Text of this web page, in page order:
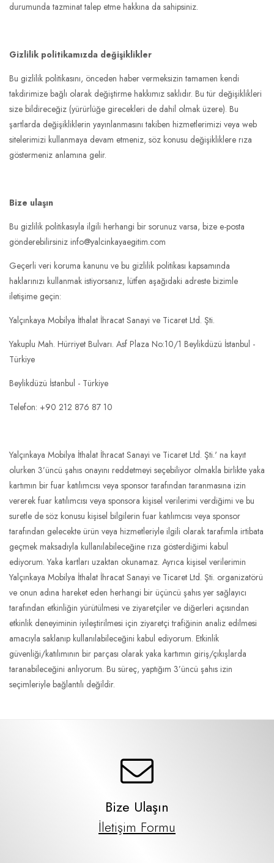
durumunda tazminat talep etme hakkına da sahipsiniz.
Gizlilik politikamızda değişiklikler
Bu gizlilik politikasını, önceden haber vermeksizin tamamen kendi
takdirimize bağlı olarak değiştirme hakkımız saklıdır. Bu tür değişiklikleri
size bildireceğiz (yürürlüğe girecekleri de dahil olmak üzere). Bu
şartlarda değişikliklerin yayınlanmasını takiben hizmetlerimizi veya web
sitelerimizi kullanmaya devam etmeniz, söz konusu değişikliklere rıza
göstermeniz anlamına gelir.
Bize ulaşın
Bu gizlilik politikasıyla ilgili herhangi bir sorunuz varsa, bize e-posta
gönderebilirsiniz info@yalcinkayaegitim.com
Geçerli veri koruma kanunu ve bu gizlilik politikası kapsamında
haklarınızı kullanmak istiyorsanız, lütfen aşağıdaki adreste bizimle
iletişime geçin:
Yalçınkaya Mobilya İthalat İhracat Sanayi ve Ticaret Ltd. Şti.
Yakuplu Mah. Hürriyet Bulvarı. Asf Plaza No:10/1 Beylikdüzü İstanbul -
Türkiye
Beylikdüzü İstanbul - Türkiye
Telefon: +90 212 876 87 10
Yalçınkaya Mobilya İthalat İhracat Sanayi ve Ticaret Ltd. Şti.' na kayıt
olurken 3’üncü şahıs onayını reddetmeyi seçebiliyor olmakla birlikte yaka
kartımın bir fuar katılımcısı veya sponsor tarafından taranmasına izin
vererek fuar katılımcısı veya sponsora kişisel verilerimi verdiğimi ve bu
suretle de söz konusu kişisel bilgilerin fuar katılımcısı veya sponsor
tarafından gelecekte ürün veya hizmetleriyle ilgili olarak tarafımla irtibata
geçmek maksadıyla kullanılabileceğine rıza gösterdiğimi kabul
ediyorum. Yaka kartları uzaktan okunamaz. Ayrıca kişisel verilerimin
Yalçınkaya Mobilya İthalat İhracat Sanayi ve Ticaret Ltd. Şti. organizatörü
ve onun adına hareket eden herhangi bir üçüncü şahıs yer sağlayıcı
tarafından etkinliğin yürütülmesi ve ziyaretçiler ve diğerleri açısından
etkinlik deneyiminin iyileştirilmesi için ziyaretçi trafiğinin analiz edilmesi
amacıyla saklanıp kullanılabileceğini kabul ediyorum. Etkinlik
güvenliği/katılımının bir parçası olarak yaka kartımın giriş/çıkışlarda
taranabileceğini anlıyorum. Bu süreç, yaptığım 3’üncü şahıs izin
seçimleriyle bağlantılı değildir.
Bize Ulaşın
İletişim Formu